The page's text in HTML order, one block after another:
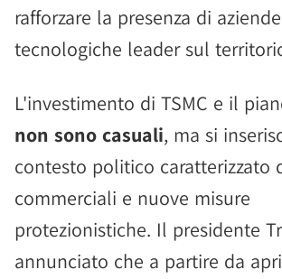
rafforzare la presenza di aziende
tecnologiche leader sul
L'investimento di TSMC e il
non sono casuali, ma si
contesto politico caratterizzato
commerciali e nuove misure
protezionistiche. Il presidente
annunciato che a partire da